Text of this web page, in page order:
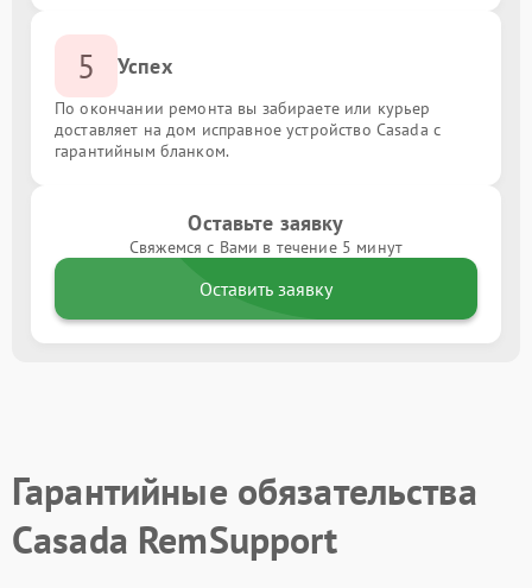
5 Успех
По окончании ремонта вы забираете или курьер
доставляет на дом исправное устройство Casada с
гарантийным бланком.
Оставьте заявку
Свяжемся с Вами в течение 5 минут
Оставить заявку
Гарантийные обязательства
Casada RemSupport